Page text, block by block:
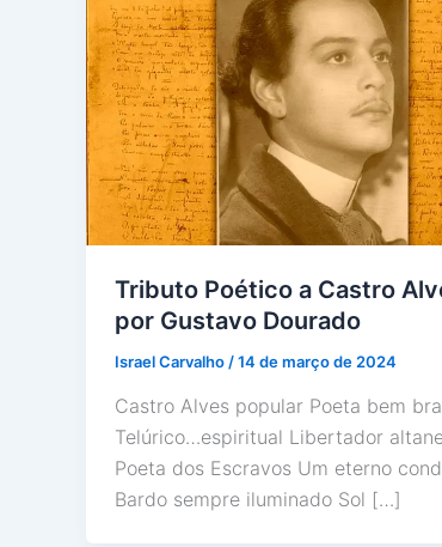
Tributo Poético a Castro
por Gustavo Dourado
Israel Carvalho /14 de março de 2024
Castro Alves popular Poeta bem
Telúrico…espiritual Libertador
Poeta dos Escravos Um eterno
Bardo sempre iluminado Sol […]